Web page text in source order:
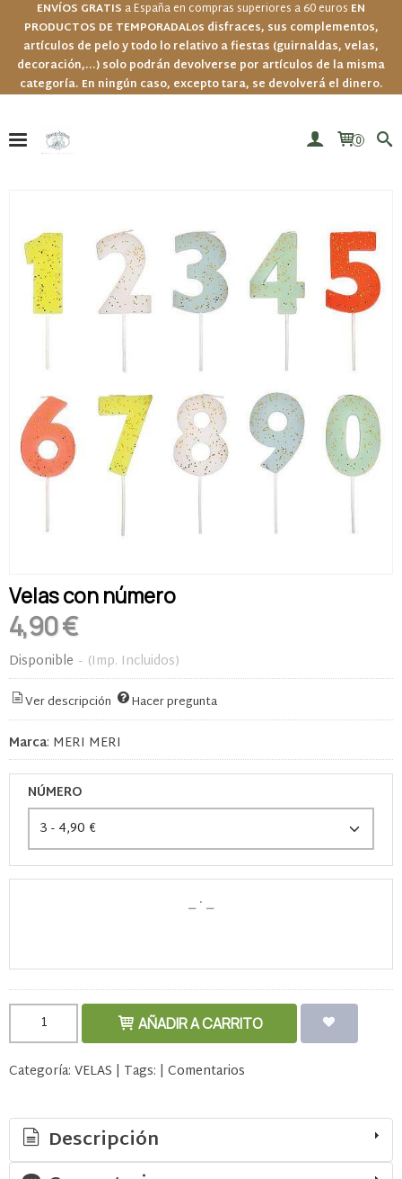
ENVÍOS GRATIS a España en compras superiores a 60 euros EN
PRODUCTOS DE TEMPORADALos disfraces, sus complementos,
artículos de pelo y todo lo relativo a fiestas (guirnaldas, velas,
decoración,...) solo podrán devolverse por artículos de la misma
categoría. En ningún caso, excepto tara, se devolverá el dinero.
0
Velas con número
4,90 €
Disponible - (Imp. Incluidos)
Ver descripción Hacer pregunta
Marca: MERI MERI
NÚMERO
AÑADIR A CARRITO
Categoría: VELAS | Tags: | Comentarios
Descripción